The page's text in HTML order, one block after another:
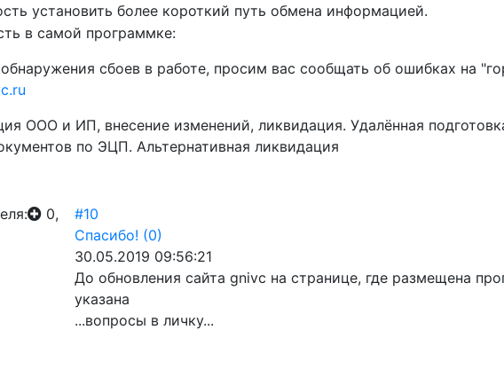
установить более короткий путь обмена информацией.
в самой программке:
сбоев в работе, просим вас сообщать об ошибках на
ООО и ИП, внесение изменений, ликвидация. Удалённая
по ЭЦП. Альтернативная ликвидация
0,
#10
Спасибо! (0)
30.05.2019 09:56:21
До обновления сайта gnivc на странице, где размещена
указана
...вопросы в личку...